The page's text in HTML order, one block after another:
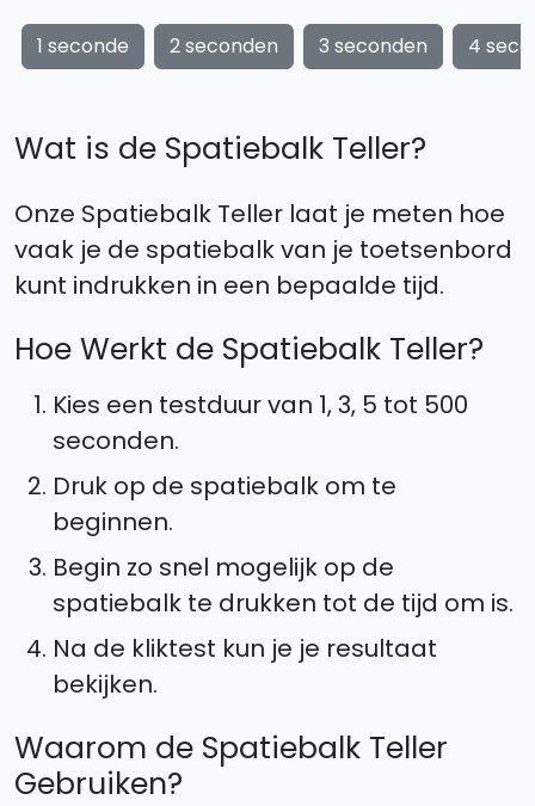
1 seconde 2 seconden 3 seconden 4
Wat is de Spatiebalk Teller?
Onze Spatiebalk Teller laat je meten hoe
vaak je de spatiebalk van je toetsenbord
kunt indrukken in een bepaalde tijd.
Hoe Werkt de Spatiebalk Teller?
Kies een testduur van 1, 3, 5 tot 500
seconden.
Druk op de spatiebalk om te
beginnen.
Begin zo snel mogelijk op de
spatiebalk te drukken tot de tijd om is.
Na de kliktest kun je je resultaat
bekijken.
Waarom de Spatiebalk Teller
Gebruiken?